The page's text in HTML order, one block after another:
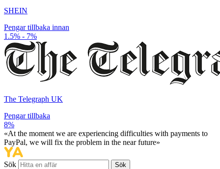
SHEIN
Pengar tillbaka innan
1.5% - 7%
The Telegraph UK
Pengar tillbaka
8%
«At the moment we are experiencing difficulties with payments to
PayPal, we will fix the problem in the near future»
Sök Sök